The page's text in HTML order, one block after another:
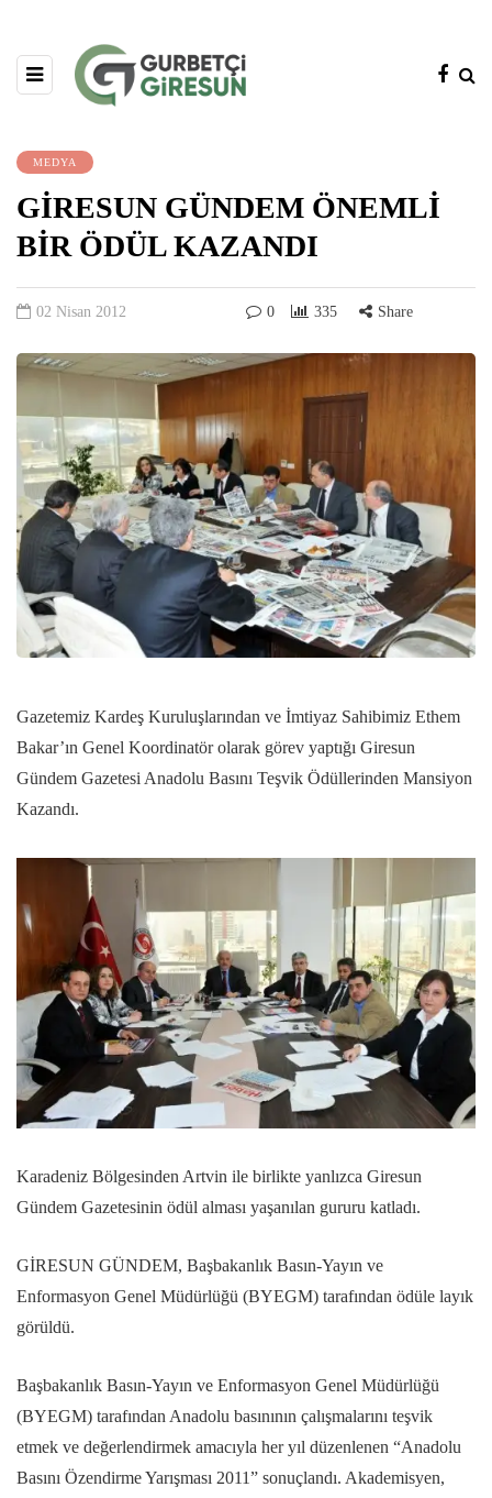
MEDYA
GİRESUN GÜNDEM ÖNEMLİ
BİR ÖDÜL KAZANDI
02 Nisan 2012 0 335 Share
Gazetemiz Kardeş Kuruluşlarından ve İmtiyaz Sahibimiz Ethem
Bakar’ın Genel Koordinatör olarak görev yaptığı Giresun
Gündem Gazetesi Anadolu Basını Teşvik Ödüllerinden Mansiyon
Kazandı.
Karadeniz Bölgesinden Artvin ile birlikte yanlızca Giresun
Gündem Gazetesinin ödül alması yaşanılan gururu katladı.
GİRESUN GÜNDEM, Başbakanlık Basın-Yayın ve
Enformasyon Genel Müdürlüğü (BYEGM) tarafından ödüle layık
görüldü.
Başbakanlık Basın-Yayın ve Enformasyon Genel Müdürlüğü
(BYEGM) tarafından Anadolu basınının çalışmalarını teşvik
etmek ve değerlendirmek amacıyla her yıl düzenlenen “Anadolu
Basını Özendirme Yarışması 2011” sonuçlandı. Akademisyen,